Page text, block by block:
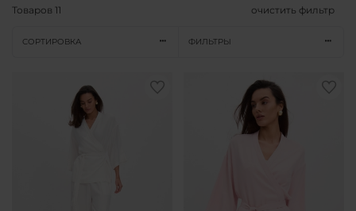
Товаров 11 очистить фильтр
СОРТИРОВКА ФИЛЬТРЫ